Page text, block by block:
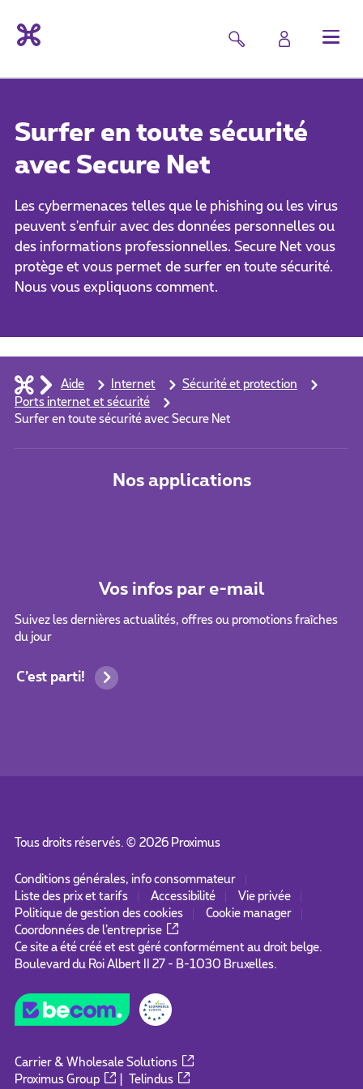
Surfer en toute sécurité
avec Secure Net
Les cybermenaces telles que le phishing ou les virus
peuvent s'enfuir avec des données personnelles ou
des informations professionnelles. Secure Net vous
protège et vous permet de surfer en toute sécurité.
Nous vous expliquons comment.
Aide Internet
Sécurité et protection
Ports internet et sécurité
Surfer en toute sécurité avec Secure Net
Nos applications
Vos infos par e-mail
Suivez les dernières actualités, offres ou promotions fraîches
du jour
C’est parti!
Tous droits réservés. © 2026Proximus
Conditions générales, info consommateur
Liste des prix et tarifs
Accessibilité
Vie privée
Politique de gestion des cookies
Cookie manager
Coordonnées de l’entreprise
Ce site a été créé et est géré conformément au droit belge.
Boulevard du Roi Albert II 27 - B-1030 Bruxelles.
Carrier & Wholesale Solutions
Proximus Group
Telindus